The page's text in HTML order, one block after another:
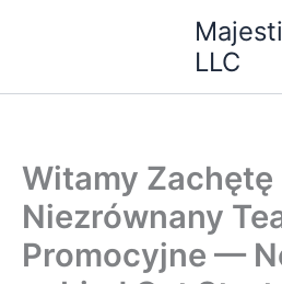
LLC
Witamy Zachętę
Niezrównany
Promocyjne —